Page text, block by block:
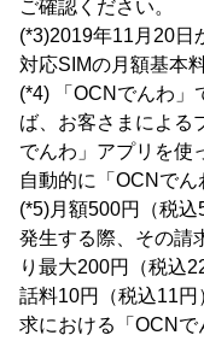
ご確認ください。
(*3)2019年11月20日
対応SIMの月額基本
(*4) 「OCNでんわ」
ば、お客さまによる
でんわ」アプリを使
自動的に「OCNでん
(*5)月額500円（税
発生する際、その請
り最大200円（税込
話料10円（税込11
求における「OCNで